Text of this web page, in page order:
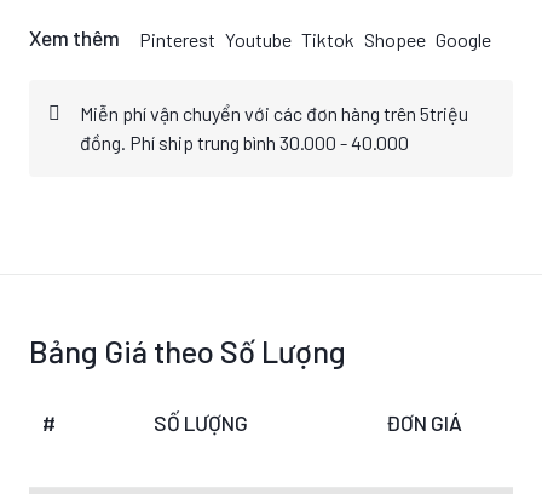
Xem thêm Pinterest Youtube Tiktok Shopee Google
Miễn phí vận chuyển với các đơn hàng trên 5triệu
đồng. Phí ship trung bình 30.000 - 40.000
Bảng Giá theo Số Lượng
# SỐ LƯỢNG ĐƠN GIÁ